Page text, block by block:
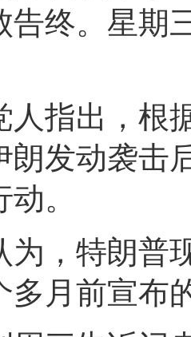
告终。星期
出，根据
朗发动袭击
。
特朗普现
多月前宣布